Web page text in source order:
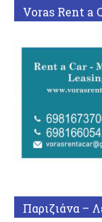
Voras Rent a
Παριζιάνα –